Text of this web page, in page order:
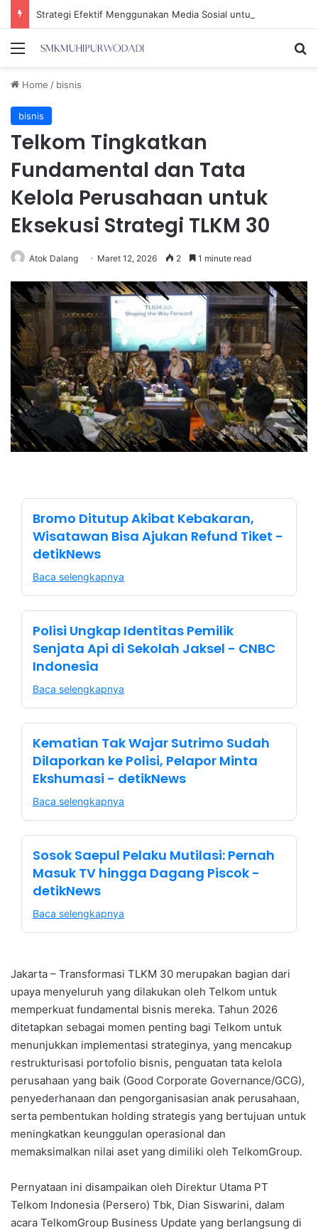
Menu
Home / bisnis
bisnis
Telkom Tingkatkan
Fundamental dan Tata
Kelola Perusahaan untuk
Eksekusi Strategi TLKM 30
Atok Dalang Maret 12, 2026 2 1 minute read
Bromo Ditutup Akibat Kebakaran,
Wisatawan Bisa Ajukan Refund Tiket -
detikNews
Baca selengkapnya
Polisi Ungkap Identitas Pemilik
Senjata Api di Sekolah Jaksel - CNBC
Indonesia
Baca selengkapnya
Kematian Tak Wajar Sutrimo Sudah
Dilaporkan ke Polisi, Pelapor Minta
Ekshumasi - detikNews
Baca selengkapnya
Sosok Saepul Pelaku Mutilasi: Pernah
Masuk TV hingga Dagang Piscok -
detikNews
Baca selengkapnya
Jakarta – Transformasi TLKM 30 merupakan bagian dari
upaya menyeluruh yang dilakukan oleh Telkom untuk
memperkuat fundamental bisnis mereka. Tahun 2026
ditetapkan sebagai momen penting bagi Telkom untuk
menunjukkan implementasi strateginya, yang mencakup
restrukturisasi portofolio bisnis, penguatan tata kelola
perusahaan yang baik (Good Corporate Governance/GCG),
penyederhanaan dan pengorganisasian anak perusahaan,
serta pembentukan holding strategis yang bertujuan untuk
meningkatkan keunggulan operasional dan
memaksimalkan nilai aset yang dimiliki oleh TelkomGroup.
Pernyataan ini disampaikan oleh Direktur Utama PT
Telkom Indonesia (Persero) Tbk, Dian Siswarini, dalam
acara TelkomGroup Business Update yang berlangsung di